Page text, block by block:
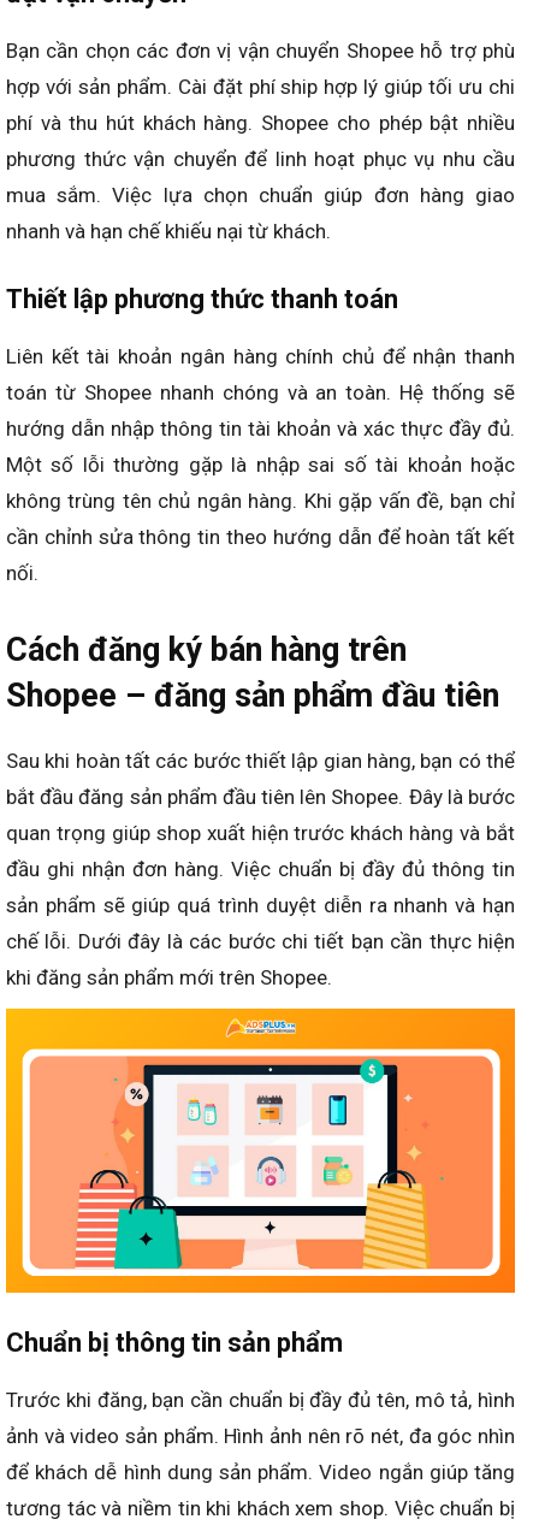
Bạn cần chọn các đơn vị vận chuyển Shopee hỗ trợ phù
hợp với sản phẩm. Cài đặt phí ship hợp lý giúp tối ưu chi
phí và thu hút khách hàng. Shopee cho phép bật nhiều
phương thức vận chuyển để linh hoạt phục vụ nhu cầu
mua sắm. Việc lựa chọn chuẩn giúp đơn hàng giao
nhanh và hạn chế khiếu nại từ khách.
Thiết lập phương thức thanh toán
Liên kết tài khoản ngân hàng chính chủ để nhận thanh
toán từ Shopee nhanh chóng và an toàn. Hệ thống sẽ
hướng dẫn nhập thông tin tài khoản và xác thực đầy đủ.
Một số lỗi thường gặp là nhập sai số tài khoản hoặc
không trùng tên chủ ngân hàng. Khi gặp vấn đề, bạn chỉ
cần chỉnh sửa thông tin theo hướng dẫn để hoàn tất kết
nối.
Cách đăng ký bán hàng trên
Shopee – đăng sản phẩm đầu tiên
Sau khi hoàn tất các bước thiết lập gian hàng, bạn có thể
bắt đầu đăng sản phẩm đầu tiên lên Shopee. Đây là bước
quan trọng giúp shop xuất hiện trước khách hàng và bắt
đầu ghi nhận đơn hàng. Việc chuẩn bị đầy đủ thông tin
sản phẩm sẽ giúp quá trình duyệt diễn ra nhanh và hạn
chế lỗi. Dưới đây là các bước chi tiết bạn cần thực hiện
khi đăng sản phẩm mới trên Shopee.
Chuẩn bị thông tin sản phẩm
Trước khi đăng, bạn cần chuẩn bị đầy đủ tên, mô tả, hình
ảnh và video sản phẩm. Hình ảnh nên rõ nét, đa góc nhìn
để khách dễ hình dung sản phẩm. Video ngắn giúp tăng
tương tác và niềm tin khi khách xem shop. Việc chuẩn bị